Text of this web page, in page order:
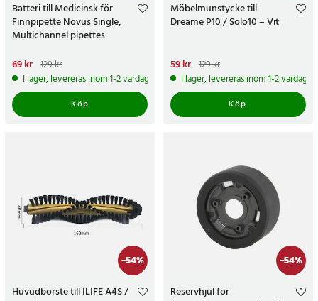
Batteri till Medicinsk för
Finnpipette Novus Single,
Multichannel pipettes
Nuvarande pris
pris:129 kr
69 kr 129 kr
I lager, levereras inom 1-2 vardagar
Köp
Möbelmunstycke till
Dreame P10 / Solo10 – Vit
Nuvarande pris
pris:129 kr
59 kr 129 kr
I lager, levereras inom 1-2 vardagar
Köp
-54%
Huvudborste till ILIFE A4S /
-54%
Reservhjul för